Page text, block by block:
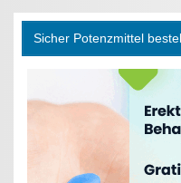
Sicher Potenzmittel